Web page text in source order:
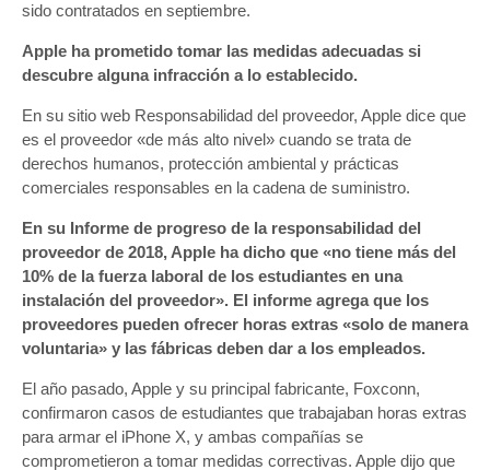
sido contratados en septiembre.
Apple ha prometido tomar las medidas adecuadas si
descubre alguna infracción a lo establecido.
En su sitio web Responsabilidad del proveedor, Apple dice que
es el proveedor «de más alto nivel» cuando se trata de
derechos humanos, protección ambiental y prácticas
comerciales responsables en la cadena de suministro.
En su Informe de progreso de la responsabilidad del
proveedor de 2018, Apple ha dicho que «no tiene más del
10% de la fuerza laboral de los estudiantes en una
instalación del proveedor». El informe agrega que los
proveedores pueden ofrecer horas extras «solo de manera
voluntaria» y las fábricas deben dar a los empleados.
El año pasado, Apple y su principal fabricante, Foxconn,
confirmaron casos de estudiantes que trabajaban horas extras
para armar el iPhone X, y ambas compañías se
comprometieron a tomar medidas correctivas. Apple dijo que